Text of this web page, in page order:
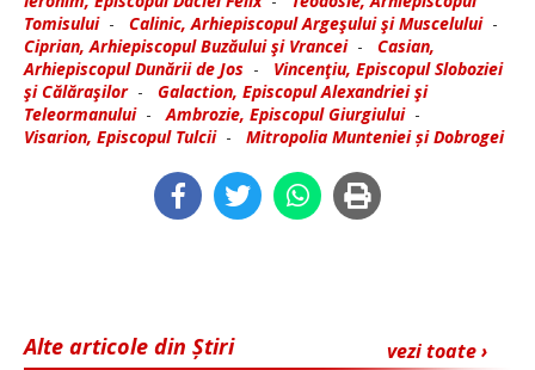
Tomisului- Calinic, Arhiepiscopul Argeşului şi Muscelului-
Ciprian, Arhiepiscopul Buzăului şi Vrancei- Casian,
Arhiepiscopul Dunării de Jos - Vincenţiu, Episcopul Sloboziei
şi Călăraşilor- Galaction, Episcopul Alexandriei şi
Teleormanului-Ambrozie, Episcopul Giurgiului-
Visarion, Episcopul Tulcii- Mitropolia Munteniei și Dobrogei
vezi toate ›
Alte articole din Știri